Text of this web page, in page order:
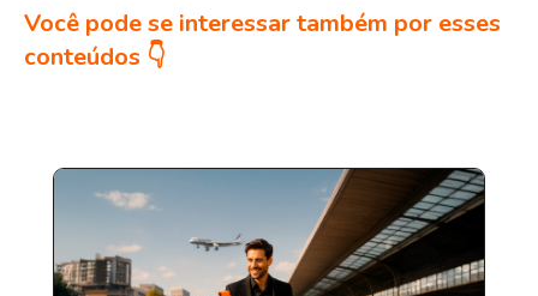
Você pode se interessar também por esses
conteúdos 👇